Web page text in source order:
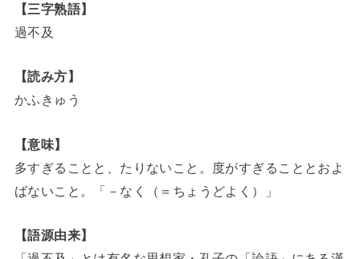
【三字熟語】
過不及
【読み方】
かふきゅう
【意味】
多すぎることと、たりないこと。度がすぎることとおよ
ばないこと。「－なく（＝ちょうどよく）」
【語源由来】